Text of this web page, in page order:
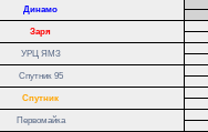
Динамо
Заря
УРЦ ЯМЗ
Спутник 95
Спутник
Первомайка